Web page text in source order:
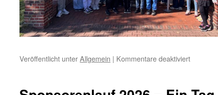
Veröffentlicht unterAllgemein | Kommentare deaktiviertfür